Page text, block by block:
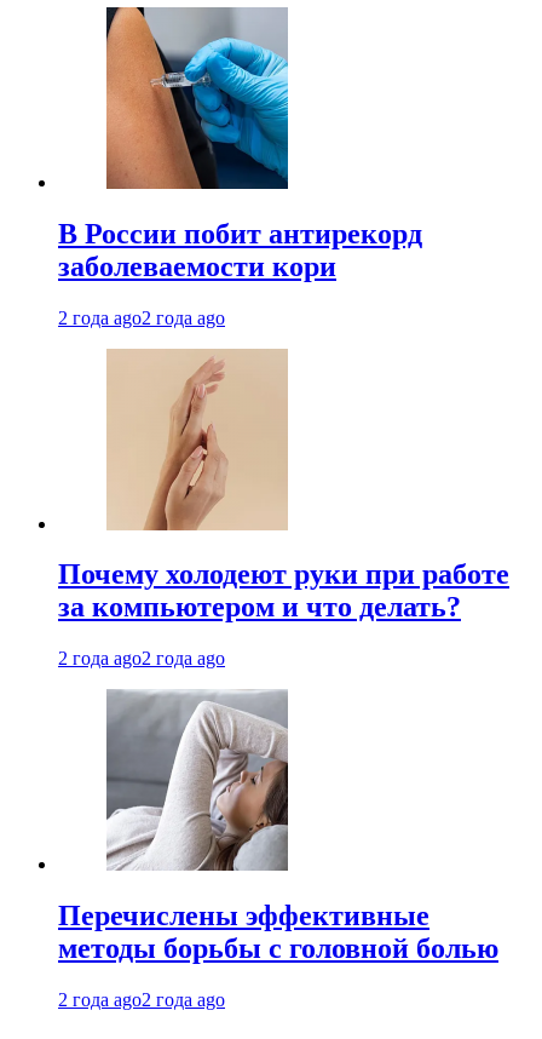
В России побит антирекорд
заболеваемости кори
2 года ago2 года ago
Почему холодеют руки при работе
за компьютером и что делать?
2 года ago2 года ago
Перечислены эффективные
методы борьбы с головной болью
2 года ago2 года ago